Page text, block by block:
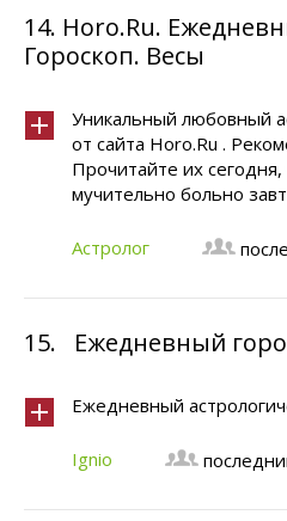
14. Horo.Ru.
Гороскоп. Весы
Уникальный любовный
от сайта Horo.Ru .
Прочитайте их
мучительно больно
Астролог
15. Ежедневный
Ежедневный
Ignio